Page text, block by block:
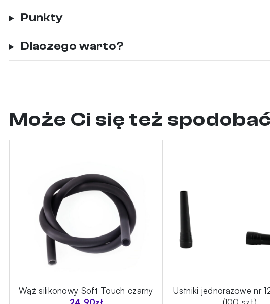
Punkty
Dlaczego warto?
Może Ci się też spodobać
Wąż silikonowy Soft Touch czarny
Ustniki jednorazowe nr